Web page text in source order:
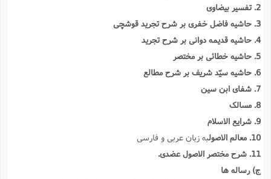
2. تفسیر بیضاوى
3. حاشیه فاضل خفرى بر شرح تجرید قوشچى
4. حاشیه قدیمه دوانى بر شرح تجرید
5. حاشیه خطائى بر مختصر
6. حاشیه سیّد شریف بر شرح مطالع
7. شفاى ابن سین
8. مسالک
9. شرایع الاسلام
10. معالم الاصول
به زبان عربى و فارسى
11. شرح مختصر الاصول عضدى.
ج) رساله ها